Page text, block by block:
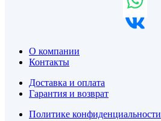
О компании
Контакты
Доставка и оплата
Гарантия и возврат
Политике конфиденциальности